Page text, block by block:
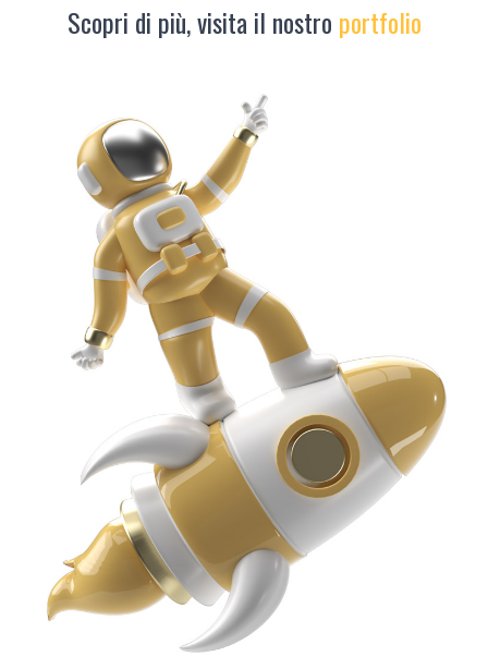
Scopri di più, visita il nostro portfolio